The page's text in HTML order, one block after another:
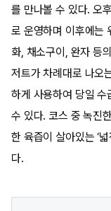
를 만나볼 수 있다. 오
로 운영하며 이후에는
화, 채소구이, 완자 등
저트가 차례대로 나오
하게 사용하여 당일 수
수 있다. 코스 중 녹진
한 육즙이 살아있는 ‘
다.